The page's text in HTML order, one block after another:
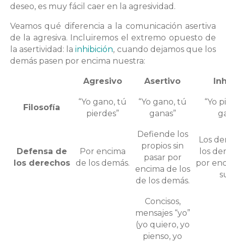
deseo, es muy fácil caer en la agresividad.
Veamos qué diferencia a la comunicación asertiva
de la agresiva. Incluiremos el extremo opuesto de
la asertividad: lainhibición, cuando dejamos que los
demás pasen por encima nuestra:
Agresivo Asertivo
Filosofía
“Yo gano, tú
pierdes”
“Yo gano, tú
ganas”
“Yo
Defensa de
los derechos
Por encima
de los demás.
Defiende los
propios sin
pasar por
encima de los
de los demás.
Los
los
por
Concisos,
mensajes “yo”
(yo quiero, yo
pienso, yo